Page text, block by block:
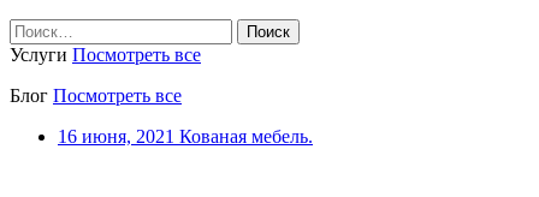
Найти:
Услуги Посмотреть все
Блог Посмотреть все
16 июня, 2021 Кованая мебель.